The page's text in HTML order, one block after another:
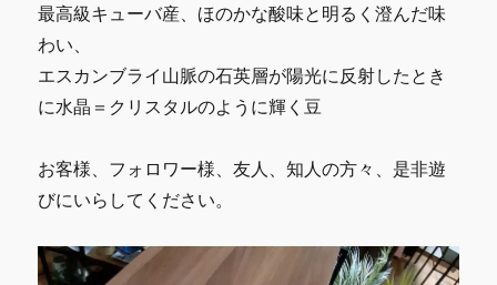
最高級キューバ産、ほのかな酸味と明るく澄んだ味
わい、
エスカンブライ山脈の石英層が陽光に反射したとき
に水晶＝クリスタルのように輝く豆
お客様、フォロワー様、友人、知人の方々、是非遊
びにいらしてください。